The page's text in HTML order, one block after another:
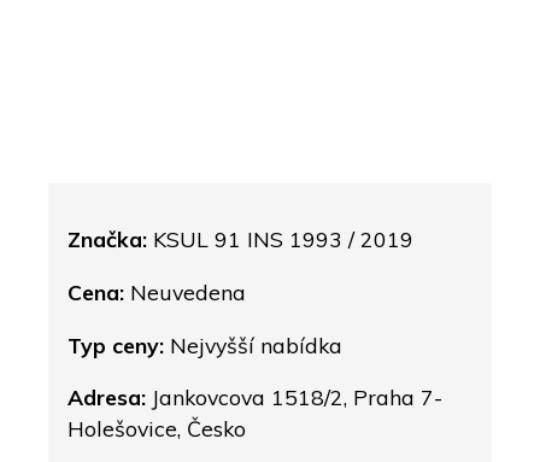
Značka: KSUL 91 INS 1993 / 2019
Cena: Neuvedena
Typ ceny: Nejvyšší nabídka
Adresa: Jankovcova 1518/2, Praha 7-
Holešovice, Česko